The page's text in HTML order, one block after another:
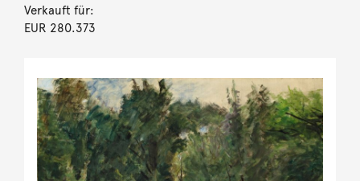
Verkauft für:
EUR 280.373